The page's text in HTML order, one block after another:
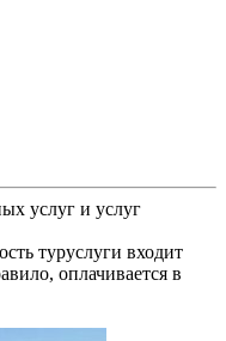
услуг и услуг
туруслуги входит
оплачивается в